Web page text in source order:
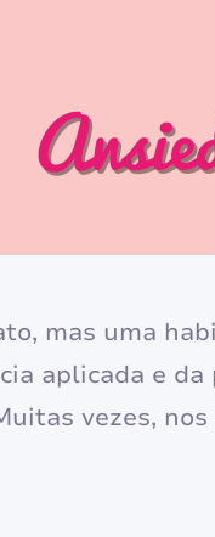
mas uma
aplicada e da
vezes, nos
límbico